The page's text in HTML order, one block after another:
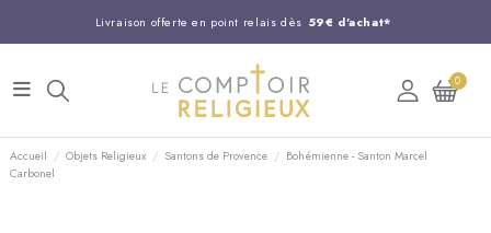
Livraison offerte en point relais dès 59€ d'achat*
Entreprise Française familiale
Support client disponible au 03 20 24 74 15
Commandez avant 14H, expédition le jour même !
0
Accueil Objets Religieux Santons de Provence
Bohémienne - Santon Marcel
Carbonel